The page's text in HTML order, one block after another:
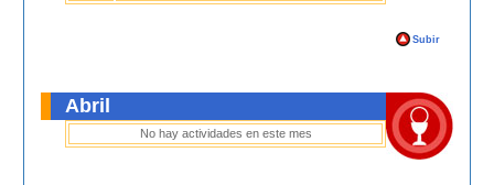
Subir
Abril
No hay actividades en este mes